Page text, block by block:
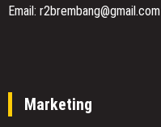
Email: r2brembang@gmail.com
Marketing